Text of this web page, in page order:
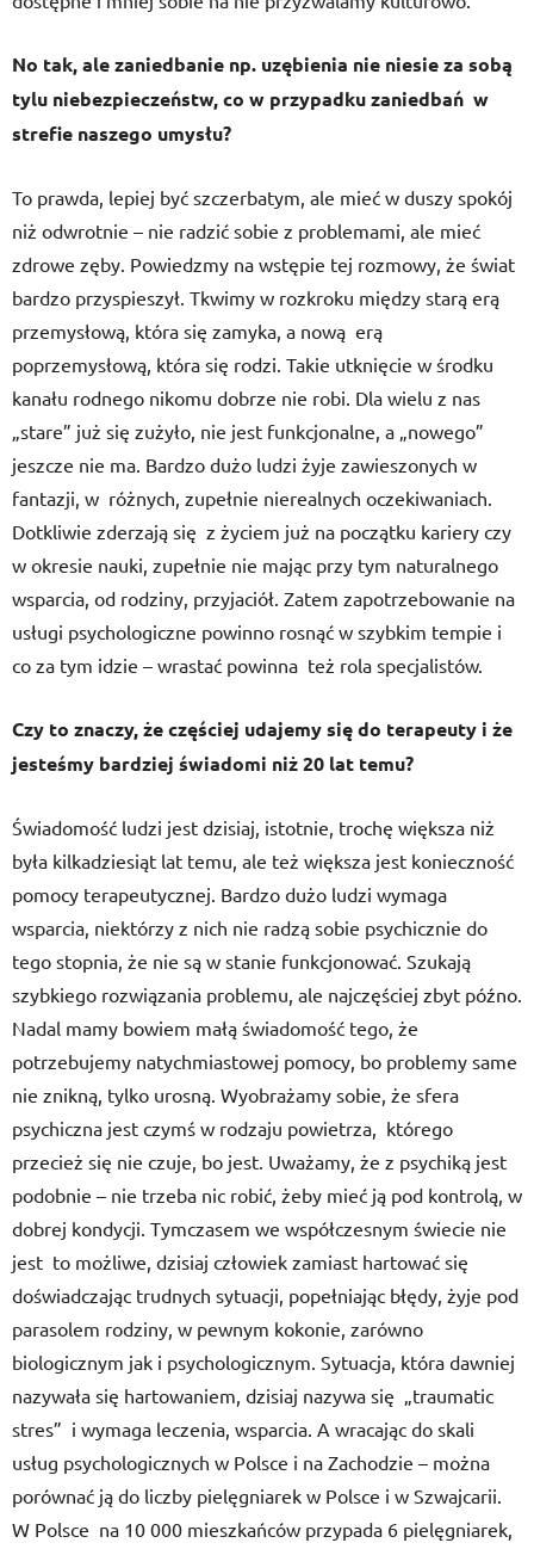
No tak, ale zaniedbanie np. uzębienia nie niesie za sobą
tylu niebezpieczeństw, co w przypadku zaniedbań w
strefie naszego umysłu?
To prawda, lepiej być szczerbatym, ale mieć w duszy spokój
niż odwrotnie – nie radzić sobie z problemami, ale mieć
zdrowe zęby. Powiedzmy na wstępie tej rozmowy, że świat
bardzo przyspieszył. Tkwimy w rozkroku między starą erą
przemysłową, która się zamyka, a nową erą
poprzemysłową, która się rodzi. Takie utknięcie w środku
kanału rodnego nikomu dobrze nie robi. Dla wielu z nas
„stare” już się zużyło, nie jest funkcjonalne, a „nowego”
jeszcze nie ma. Bardzo dużo ludzi żyje zawieszonych w
fantazji, w różnych, zupełnie nierealnych oczekiwaniach.
Dotkliwie zderzają się z życiem już na początku kariery czy
w okresie nauki, zupełnie nie mając przy tym naturalnego
wsparcia, od rodziny, przyjaciół. Zatem zapotrzebowanie na
usługi psychologiczne powinno rosnąć w szybkim tempie i
co za tym idzie – wrastać powinna też rola specjalistów.
Czy to znaczy, że częściej udajemy się do terapeuty i że
jesteśmy bardziej świadomi niż 20 lat temu?
Świadomość ludzi jest dzisiaj, istotnie, trochę większa niż
była kilkadziesiąt lat temu, ale też większa jest konieczność
pomocy terapeutycznej. Bardzo dużo ludzi wymaga
wsparcia, niektórzy z nich nie radzą sobie psychicznie do
tego stopnia, że nie są w stanie funkcjonować. Szukają
szybkiego rozwiązania problemu, ale najczęściej zbyt późno.
Nadal mamy bowiem małą świadomość tego, że
potrzebujemy natychmiastowej pomocy, bo problemy same
nie znikną, tylko urosną. Wyobrażamy sobie, że sfera
psychiczna jest czymś w rodzaju powietrza, którego
przecież się nie czuje, bo jest. Uważamy, że z psychiką jest
podobnie – nie trzeba nic robić, żeby mieć ją pod kontrolą, w
dobrej kondycji. Tymczasem we współczesnym świecie nie
jest to możliwe, dzisiaj człowiek zamiast hartować się
doświadczając trudnych sytuacji, popełniając błędy, żyje pod
parasolem rodziny, w pewnym kokonie, zarówno
biologicznym jak i psychologicznym. Sytuacja, która dawniej
nazywała się hartowaniem, dzisiaj nazywa się „traumatic
stres” i wymaga leczenia, wsparcia. A wracając do skali
usług psychologicznych w Polsce i na Zachodzie – można
porównać ją do liczby pielęgniarek w Polsce i w Szwajcarii.
W Polsce na 10 000 mieszkańców przypada 6 pielęgniarek,